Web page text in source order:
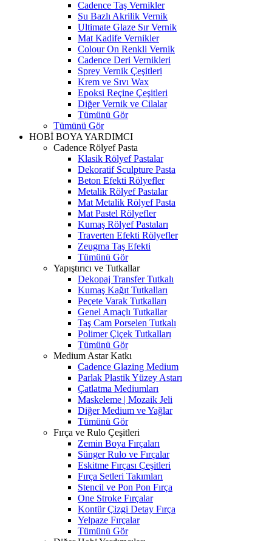
Cadence Taş Vernikler
Su Bazlı Akrilik Vernik
Ultimate Glaze Sır Vernik
Mat Kadife Vernikler
Colour On Renkli Vernik
Cadence Deri Vernikleri
Sprey Vernik Çeşitleri
Krem ve Sıvı Wax
Epoksi Reçine Çeşitleri
Diğer Vernik ve Cilalar
Tümünü Gör
Tümünü Gör
HOBİ BOYA YARDIMCI
Cadence Rölyef Pasta
Klasik Rölyef Pastalar
Dekoratif Sculpture Pasta
Beton Efekti Rölyefler
Metalik Rölyef Pastalar
Mat Metalik Rölyef Pasta
Mat Pastel Rölyefler
Kumaş Rölyef Pastaları
Traverten Efekti Rölyefler
Zeugma Taş Efekti
Tümünü Gör
Yapıştırıcı ve Tutkallar
Dekopaj Transfer Tutkalı
Kumaş Kağıt Tutkalları
Peçete Varak Tutkalları
Genel Amaçlı Tutkallar
Taş Cam Porselen Tutkalı
Polimer Çiçek Tutkalları
Tümünü Gör
Medium Astar Katkı
Cadence Glazing Medium
Parlak Plastik Yüzey Astarı
Çatlatma Mediumları
Maskeleme | Mozaik Jeli
Diğer Medium ve Yağlar
Tümünü Gör
Fırça ve Rulo Çeşitleri
Zemin Boya Fırçaları
Sünger Rulo ve Fırçalar
Eskitme Fırçası Çeşitleri
Fırça Setleri Takımları
Stencil ve Pon Pon Fırça
One Stroke Fırçalar
Kontür Çizgi Detay Fırça
Yelpaze Fırçalar
Tümünü Gör